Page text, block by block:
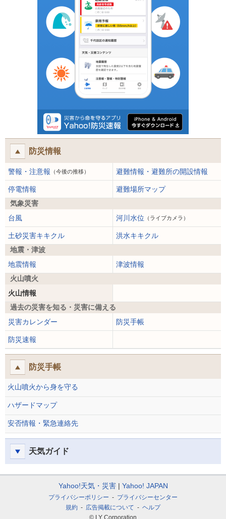
防災情報
警報・注意報 （今後の推移） 避難情報・避難所の開設情報
停電情報
避難場所マップ
気象災害
台風
河川水位 （ライブカメラ）
土砂災害キキクル
洪水キキクル
地震・津波
地震情報
津波情報
火山噴火
火山情報
過去の災害を知る・災害に備える
災害カレンダー
防災手帳
防災速報
防災手帳
火山噴火から身を守る
ハザードマップ
安否情報・緊急連絡先
天気ガイド
Yahoo!天気・災害 Yahoo! JAPAN
プライバシーポリシー
プライバシーセンター
規約
広告掲載について
ヘルプ
© LY Corporation